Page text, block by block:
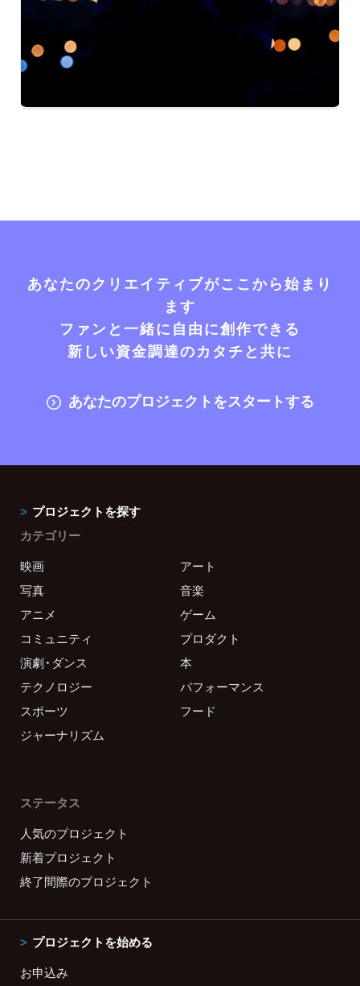
あなたのクリエイティブがここから始まり
ます
ファンと一緒に自由に創作できる
新しい資金調達のカタチと共に
あなたのプロジェクトをスタートする
プロジェクトを探す
カテゴリー
映画
アート
写真
音楽
アニメ
ゲーム
コミュニティ
プロダクト
演劇・ダンス
本
テクノロジー
パフォーマンス
スポーツ
フード
ジャーナリズム
ステータス
人気のプロジェクト
新着プロジェクト
終了間際のプロジェクト
プロジェクトを始める
お申込み